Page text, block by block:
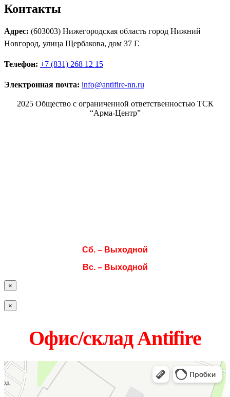
Контакты
Адрес: (603003) Нижегородская область город Нижний
Новгород, улица Щербакова, дом 37 Г.
Телефон: +7 (831) 268 12 15
Электронная почта: info@antifire-nn.ru
2025 Общество с ограниченной ответственностью ТСК
“Арма-Центр”
Сб. – Выходной
Вс. – Выходной
×
×
Офис/склад Antifire